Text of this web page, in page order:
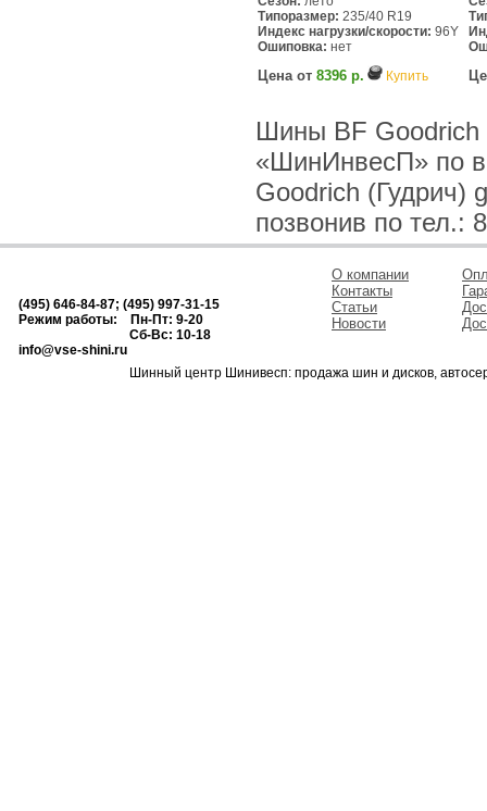
Типоразмер: 235/40 R19
Индекс нагрузки/скорости: 96Y
Ошиповка: нет
Цена от 8396 р. Купить
Шины BF Goodrich
«ШинИнвесП» по
Goodrich (Гудрич)
позвонив по тел.:
(495) 646-84-87; (495) 997-31-15
Режим работы: Пн-Пт: 9-20
Сб-Вс: 10-18
info@vse-shini.ru
О компании
Контакты
Статьи
Новости
Шинный центр Шинивесп: продажа шин и дисков,